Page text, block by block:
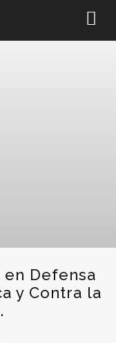
Defensa
y Contra la